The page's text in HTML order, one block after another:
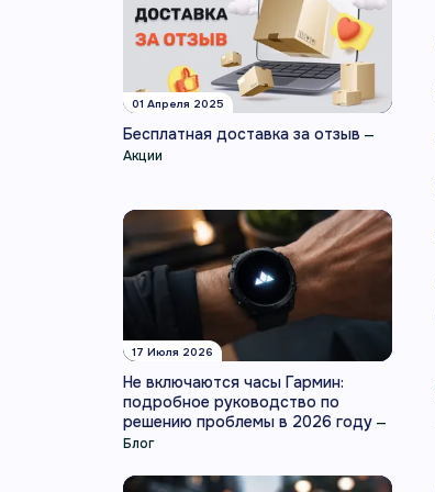
01 Апреля 2025
Бесплатная доставка за отзыв —
Акции
17 Июля 2026
Не включаются часы Гармин:
подробное руководство по
решению проблемы в 2026 году —
Блог